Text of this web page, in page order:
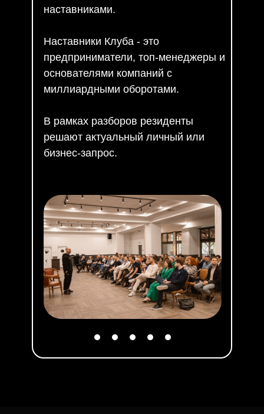
наставниками.
Наставники Клуба - это
предприниматели, топ-менеджеры и
основателями компаний с
миллиардными оборотами.
В рамках разборов резиденты
решают актуальный личный или
бизнес-запрос.